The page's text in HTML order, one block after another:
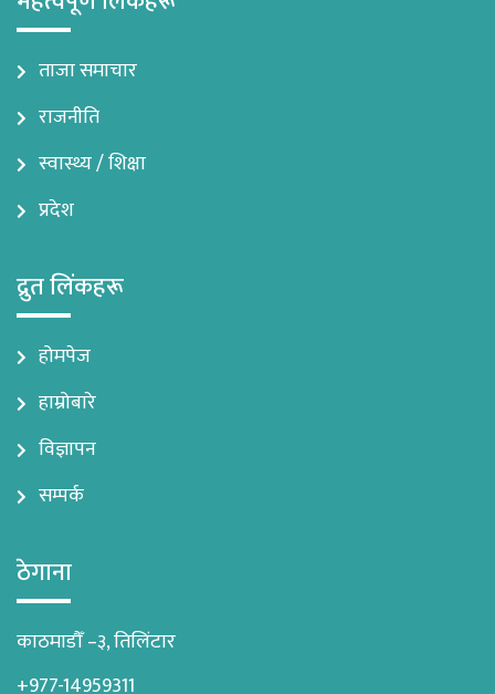
ताजा समाचार
राजनीति
स्वास्थ्य / शिक्षा
प्रदेश
द्रुत लिंकहरू
होमपेज
हाम्रोबारे
विज्ञापन
सम्पर्क
ठेगाना
काठमाडौँ –३, तिलिंटार
+977-14959311